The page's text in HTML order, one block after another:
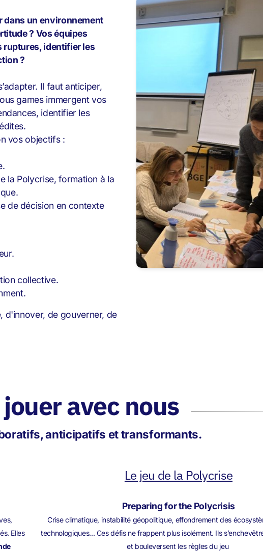
dans un environnement
? Vos équipes
ruptures, identifier les
?
Il faut anticiper,
games immergent vos
identifier les
vos objectifs :
la Polycrise, formation à la
de décision en contexte
collective.
d'innover, de gouverner, de
avec nous
anticipatifs et transformants.
Elles
Le jeu de la Polycrise
Preparing for the Polycrisis
Crise climatique, instabilité géopolitique, effondrement des
technologiques... Ces défis ne frappent plus isolément. Ils
et bouleversent les règles du jeu